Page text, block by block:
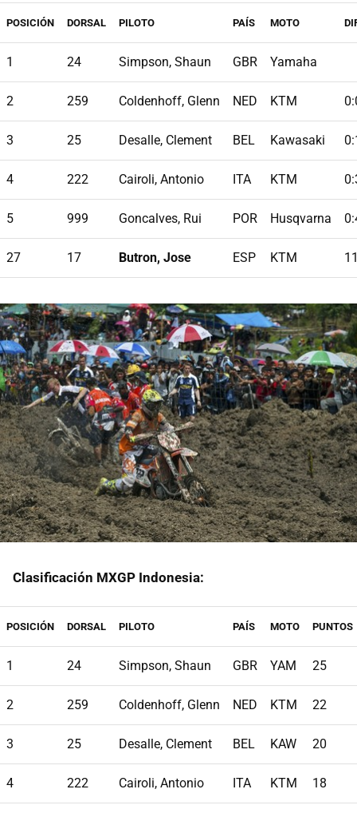
POSICIÓN DORSAL PILOTO PAÍS MOTO
1 24 Simpson, Shaun GBR Yamaha
2 259 Coldenhoff, Glenn NED KTM
3 25 Desalle, Clement BEL Kawasaki
4 222 Cairoli, Antonio ITA KTM
5 999 Goncalves, Rui POR Husqvarna
27 17 Butron, Jose ESP KTM
Clasificación MXGP Indonesia:
POSICIÓN DORSAL PILOTO PAÍS MOTO PUNTOS
1 24 Simpson, Shaun GBR YAM 25
2 259 Coldenhoff, Glenn NED KTM 22
3 25 Desalle, Clement BEL KAW 20
4 222 Cairoli, Antonio ITA KTM 18